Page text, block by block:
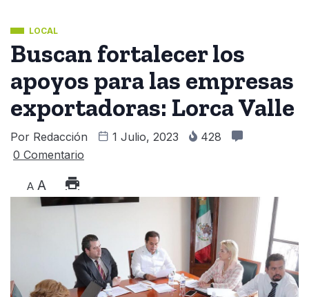
LOCAL
Buscan fortalecer los
apoyos para las empresas
exportadoras: Lorca Valle
Por Redacción 1 Julio, 2023
428
0 Comentario
A A